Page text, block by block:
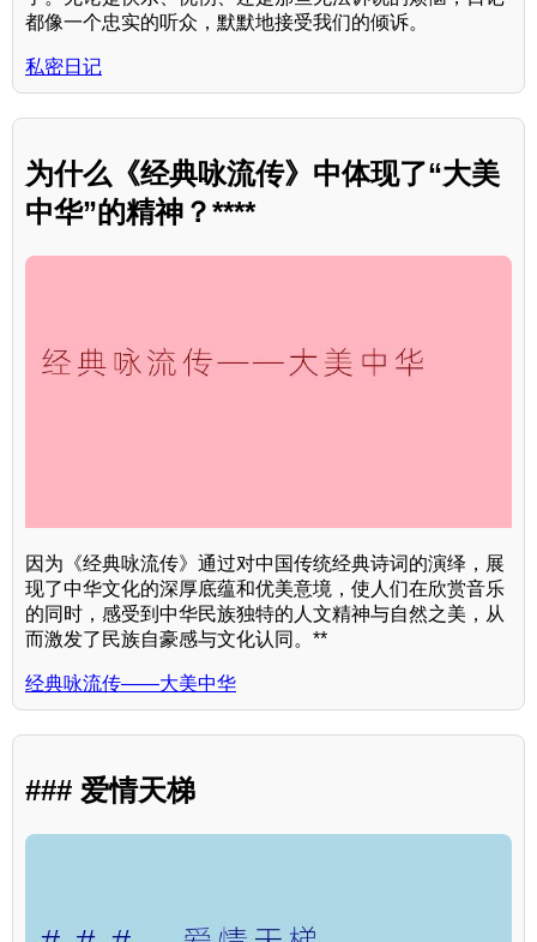
都像一个忠实的听众，默默地接受我们的倾诉。
私密日记
为什么《经典咏流传》中体现了“大美
中华”的精神？****
因为《经典咏流传》通过对中国传统经典诗词的演绎，展
现了中华文化的深厚底蕴和优美意境，使人们在欣赏音乐
的同时，感受到中华民族独特的人文精神与自然之美，从
而激发了民族自豪感与文化认同。**
经典咏流传——大美中华
### 爱情天梯